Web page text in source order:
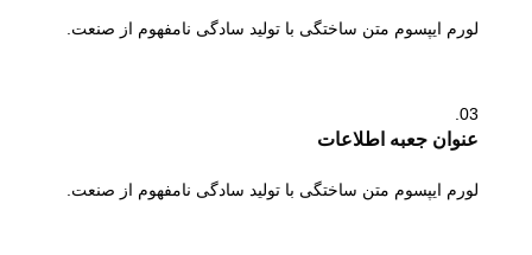
لورم ایپسوم متن ساختگی با تولید سادگی نامفهوم از صنعت.
03.
عنوان جعبه اطلاعات
لورم ایپسوم متن ساختگی با تولید سادگی نامفهوم از صنعت.